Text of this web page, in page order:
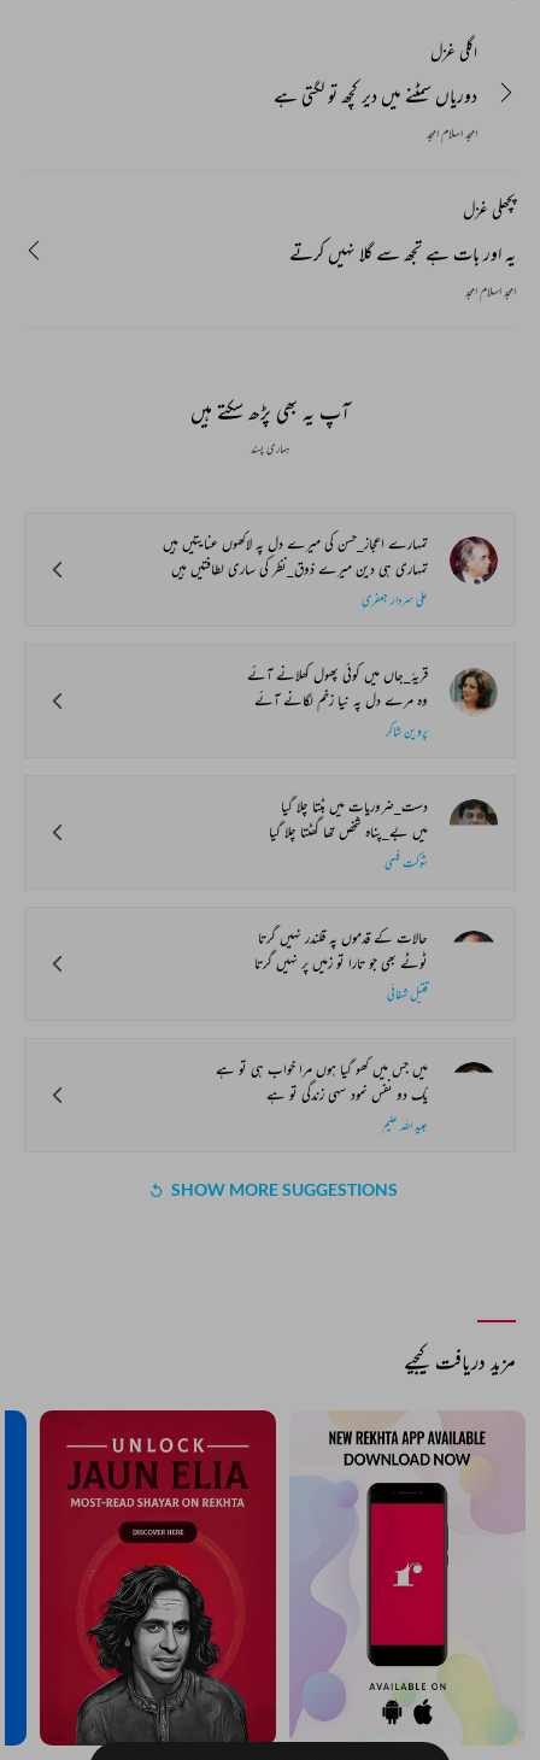
اگلی غزل
دوریاں سمٹنے میں دیر کچھ تو لگتی ہے
امجد اسلام امجد
پچھلی غزل
یہ اور بات ہے تجھ سے گلا نہیں کرتے
امجد اسلام امجد
آپ یہ بھی پڑھ سکتے ہیں
ہماری پسند
تمہارے اعجاز_حسن کی میرے دل پہ لاکھوں عنایتیں ہیں
تمہاری ہی دین میرے ذوق_نظر کی ساری لطافتیں ہیں
علی سردار جعفری
قریۂ_جاں میں کوئی پھول کھلانے آئے
وہ مرے دل پہ نیا زخم لگانے آئے
پروین شاکر
دست_ضروریات میں بٹتا چلا گیا
میں بے_پناہ شخص تھا گھٹتا چلا گیا
شوکت فہمی
حالات کے قدموں پہ قلندر نہیں گرتا
ٹوٹے بھی جو تارا تو زمیں پر نہیں گرتا
قتیل شفائی
میں جس میں کھو گیا ہوں مرا خواب ہی تو ہے
یک دو نفس نمود سہی زندگی تو ہے
عبید اللہ علیم
SHOW MORE SUGGESTIONS
مزید دریافت کیجیے